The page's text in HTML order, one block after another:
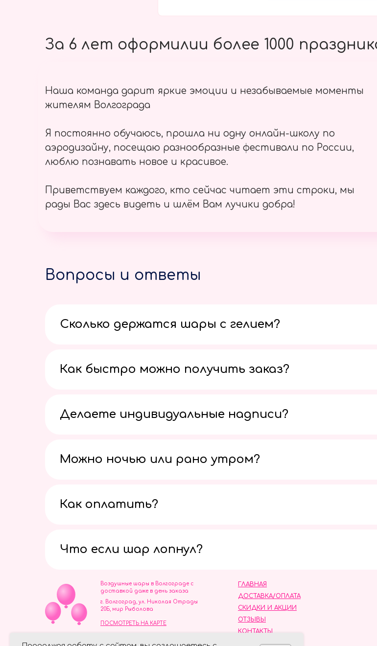
За 6 лет оформилии более 1000
Наша команда дарит яркие эмоции и незабываемые моменты
жителям Волгограда
Я постоянно обучаюсь, прошла ни одну онлайн-школу по
аэродизайну, посещаю разнообразные фестивали по России,
люблю познавать новое и красивое.
Приветствуем каждого, кто сейчас читает эти строки, мы
рады Вас здесь видеть и шлём Вам лучики добра!
Вопросы и ответы
Сколько держатся шары с гелием?
Как быстро можно получить заказ?
Делаете индивидуальные надписи?
Можно ночью или рано утром?
Как оплатить?
Что если шар лопнул?
ОТЗЫВЫ
ГЛАВНАЯ
ДОСТАВКА/ОПЛАТА
СКИДКИ И АКЦИИ
КОНТАКТЫ
Воздушные шары в Волгограде с
доставкой даже в день заказа
г. Волгоград, ул. Николая Отрады
20Б, мир Рыболова
ПОСМОТРЕТЬ НА КАРТЕ